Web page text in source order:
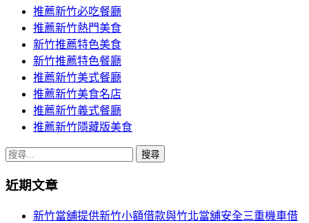
推薦新竹必吃餐廳
推薦新竹熱門美食
新竹推薦特色美食
新竹推薦特色餐廳
推薦新竹美式餐廳
推薦新竹美食名店
推薦新竹義式餐廳
推薦新竹隱藏版美食
搜
關
近期文章
新竹當舖提供新竹小額借款與竹北當舖安全三重機車借